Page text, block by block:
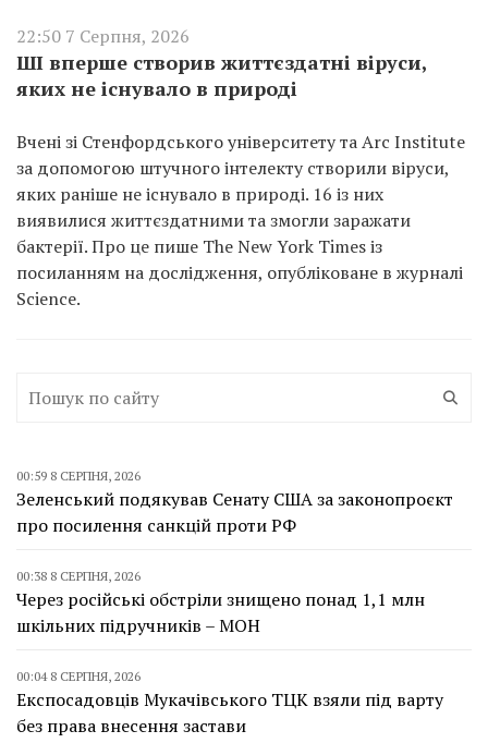
22:50 7 Серпня, 2026
ШІ вперше створив життєздатні віруси,
яких не існувало в природі
Вчені зі Стенфордського університету та Arc Institute
за допомогою штучного інтелекту створили віруси,
яких раніше не існувало в природі. 16 із них
виявилися життєздатними та змогли заражати
бактерії. Про це пише The New York Times із
посиланням на дослідження, опубліковане в журналі
Science.
00:59 8 СЕРПНЯ, 2026
Зеленський подякував Сенату США за законопроєкт
про посилення санкцій проти РФ
00:38 8 СЕРПНЯ, 2026
Через російські обстріли знищено понад 1,1 млн
шкільних підручників – МОН
00:04 8 СЕРПНЯ, 2026
Експосадовців Мукачівського ТЦК взяли під варту
без права внесення застави